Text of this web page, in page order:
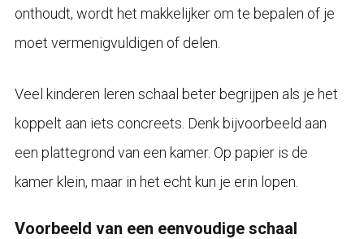
onthoudt, wordt het makkelijker om te bepalen of je
moet vermenigvuldigen of delen.
Veel kinderen leren schaal beter begrijpen als je het
koppelt aan iets concreets. Denk bijvoorbeeld aan
een plattegrond van een kamer. Op papier is de
kamer klein, maar in het echt kun je erin lopen.
Voorbeeld van een eenvoudige schaal